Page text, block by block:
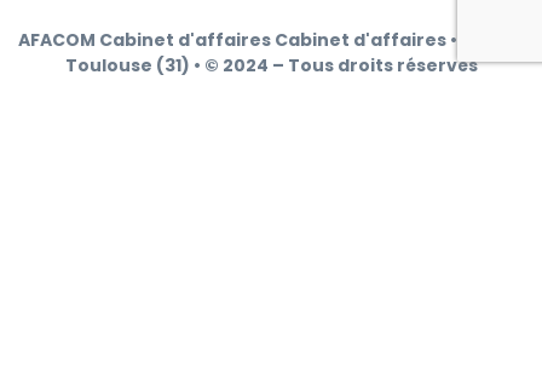
AFACOM Cabinet d'affaires Cabinet d'affaires • RCS de
Toulouse (31) • © 2024 – Tous droits réservés